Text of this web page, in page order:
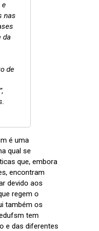
e
nas
da
de
é uma
qual se
que, embora
encontram
devido aos
regem o
também os
tem
e das diferentes